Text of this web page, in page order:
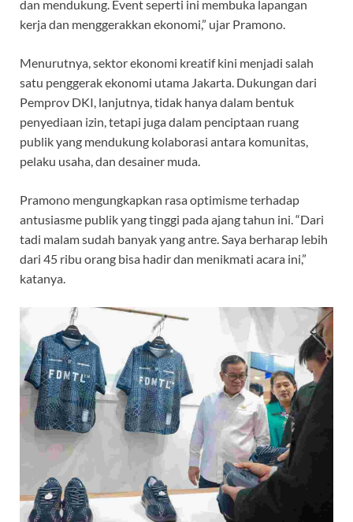
dan mendukung. Event seperti ini membuka lapangan
kerja dan menggerakkan ekonomi,” ujar Pramono.
Menurutnya, sektor ekonomi kreatif kini menjadi salah
satu penggerak ekonomi utama Jakarta. Dukungan dari
Pemprov DKI, lanjutnya, tidak hanya dalam bentuk
penyediaan izin, tetapi juga dalam penciptaan ruang
publik yang mendukung kolaborasi antara komunitas,
pelaku usaha, dan desainer muda.
Pramono mengungkapkan rasa optimisme terhadap
antusiasme publik yang tinggi pada ajang tahun ini. “Dari
tadi malam sudah banyak yang antre. Saya berharap lebih
dari 45 ribu orang bisa hadir dan menikmati acara ini,”
katanya.